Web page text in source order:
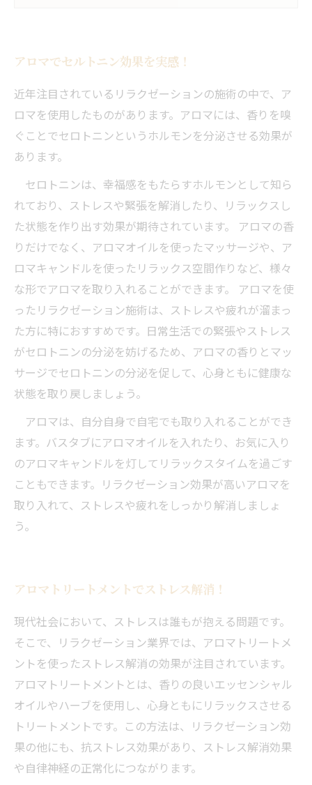
アロマでセルトニン効果を実感！
近年注目されているリラクゼーションの施術の中で、ア
ロマを使用したものがあります。アロマには、香りを嗅
ぐことでセロトニンというホルモンを分泌させる効果が
あります。
セロトニンは、幸福感をもたらすホルモンとして知ら
れており、ストレスや緊張を解消したり、リラックスし
た状態を作り出す効果が期待されています。 アロマの香
りだけでなく、アロマオイルを使ったマッサージや、ア
ロマキャンドルを使ったリラックス空間作りなど、様々
な形でアロマを取り入れることができます。 アロマを使
ったリラクゼーション施術は、ストレスや疲れが溜まっ
た方に特におすすめです。日常生活での緊張やストレス
がセロトニンの分泌を妨げるため、アロマの香りとマッ
サージでセロトニンの分泌を促して、心身ともに健康な
状態を取り戻しましょう。
アロマは、自分自身で自宅でも取り入れることができ
ます。バスタブにアロマオイルを入れたり、お気に入り
のアロマキャンドルを灯してリラックスタイムを過ごす
こともできます。リラクゼーション効果が高いアロマを
取り入れて、ストレスや疲れをしっかり解消しましょ
う。
アロマトリートメントでストレス解消！
現代社会において、ストレスは誰もが抱える問題です。
そこで、リラクゼーション業界では、アロマトリートメ
ントを使ったストレス解消の効果が注目されています。
アロマトリートメントとは、香りの良いエッセンシャル
オイルやハーブを使用し、心身ともにリラックスさせる
トリートメントです。この方法は、リラクゼーション効
果の他にも、抗ストレス効果があり、ストレス解消効果
や自律神経の正常化につながります。